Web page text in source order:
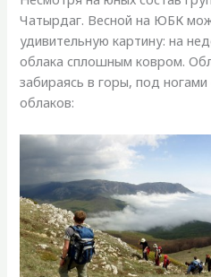
Чатырдаг. Весной на ЮБК
удивительную картину: на
облака сплошным ковром.
забираясь в горы, под
облаков: